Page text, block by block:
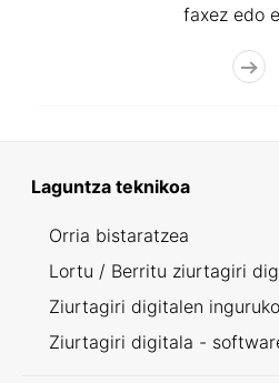
faxez edo
Laguntza teknikoa
Orria bistaratzea
Lortu / Berritu ziurtagiri
Ziurtagiri digitalen
Ziurtagiri digitala -